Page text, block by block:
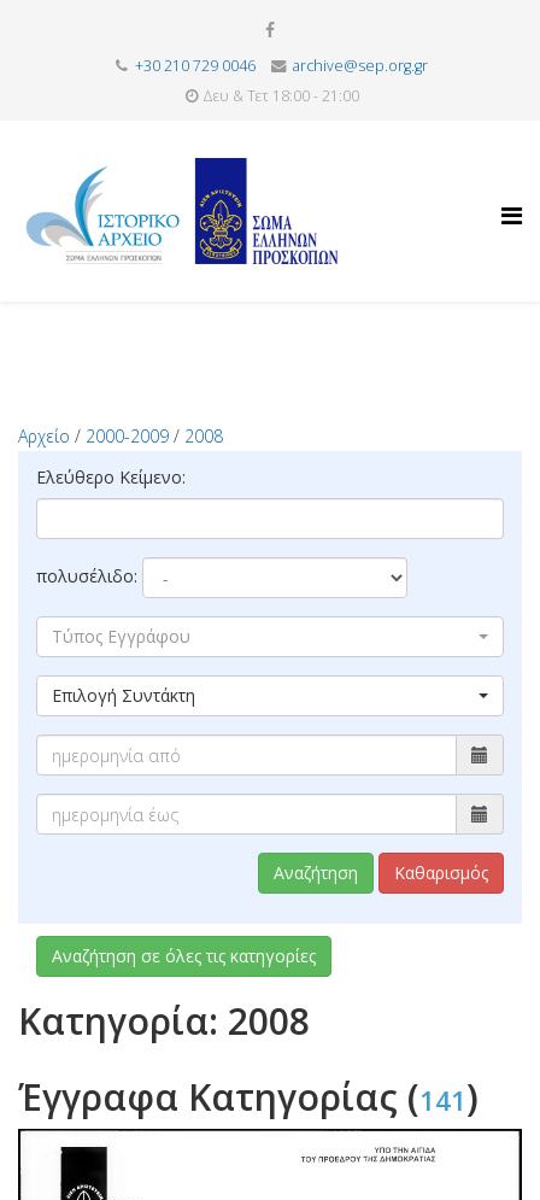
+30 210 729 0046
archive@sep.org.gr
Δευ & Τετ 18:00 - 21:00
Αρχείο / 2000-2009 / 2008
Ελεύθερο Κείμενο:
πολυσέλιδο:
Τύπος Εγγράφου
Επιλογή Συντάκτη
Αναζήτηση Καθαρισμός
Αναζήτηση σε όλες τις κατηγορίες
Κατηγορία: 2008
Έγγραφα Κατηγορίας (141)